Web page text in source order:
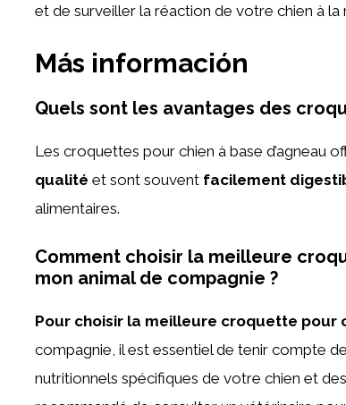
et de surveiller la réaction de votre chien à la
Más información
Quels sont les avantages des
Les croquettes pour chien à base d’agneau
qualité et sont souvent facilement
alimentaires.
Comment choisir la meilleure
mon animal de compagnie ?
Pour choisir la meilleure croquette pour
compagnie, il est essentiel de tenir compte
nutritionnels spécifiques de votre chien et